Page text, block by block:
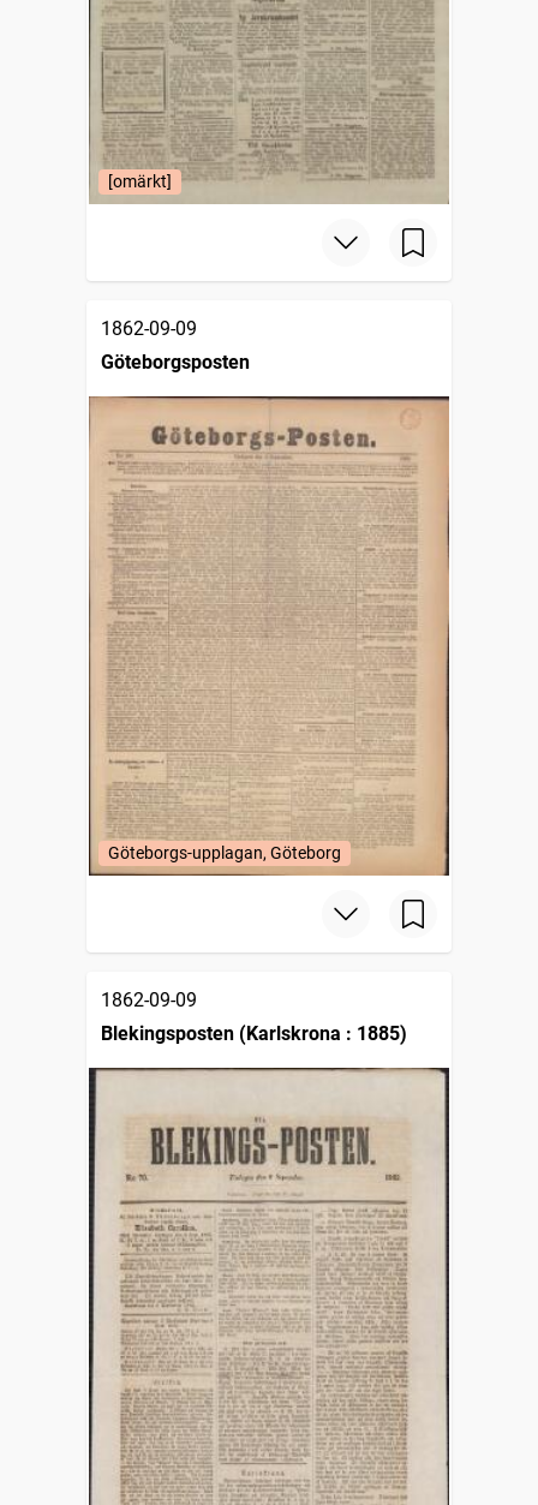
[omärkt]
1862-09-09
Göteborgsposten
Göteborgs-upplagan, Göteborg
1862-09-09
Blekingsposten (Karlskrona : 1885)